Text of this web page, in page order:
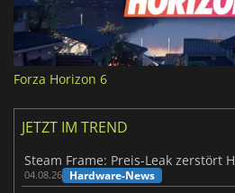
Forza Horizon 6
JETZT IM TREND
04.08.26 Hardware-News